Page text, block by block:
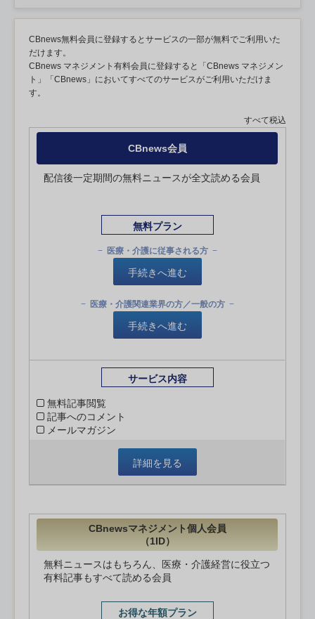
CBnews無料会員に登録するとサービスの一部が無料でご利用いた
だけます。
CBnews マネジメント有料会員に登録すると「CBnews マネジメン
ト」「CBnews」においてすべてのサービスがご利用いただけま
す。
すべて税込
CBnews会員
配信後一定期間の無料ニュースが全文読める会員
無料プラン
医療・介護に従事される方
手続きへ進む
医療・介護関連業界の方／一般の方
手続きへ進む
サービス内容
無料記事閲覧
記事へのコメント
メールマガジン
詳細を見る
CBnewsマネジメント個人会員
（1ID）
無料ニュースはもちろん、医療・介護経営に役立つ
有料記事もすべて読める会員
お得な年額プラン